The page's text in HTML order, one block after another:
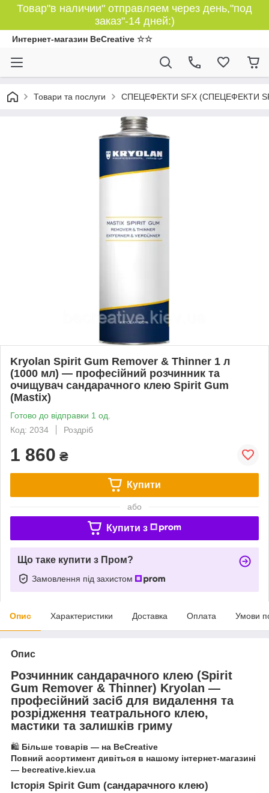
Товар"в наличии" отправляем через день,"под
заказ"-14 дней:)
Интернет-магазин BeCreative ☆☆
Товари та послуги СПЕЦЕФЕКТИ SFX (СПЕЦЕФЕКТИ
Kryolan Spirit Gum Remover & Thinner 1 л
(1000 мл) — професійний розчинник та
очищувач сандарачного клею Spirit Gum
(Mastix)
Готово до відправки 1 од.
Код: 2034
Роздріб
1 860 ₴
Купити
або
Купити з
Що таке купити з Пром?
Замовлення під захистом
Опис Характеристики Доставка Оплата Умови
Опис
Розчинник сандарачного клею (Spirit
Gum Remover & Thinner) Kryolan —
професійний засіб для видалення та
розрідження театрального клею,
мастики та залишків гриму
🛍️ Більше товарів — на BeCreative
Повний асортимент дивіться в нашому інтернет-магазині
— becreative.kiev.ua
Історія Spirit Gum (сандарачного клею)